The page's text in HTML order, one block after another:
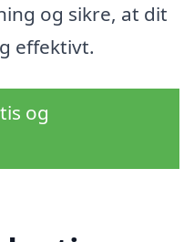
og sikre, at dit
effektivt.
og